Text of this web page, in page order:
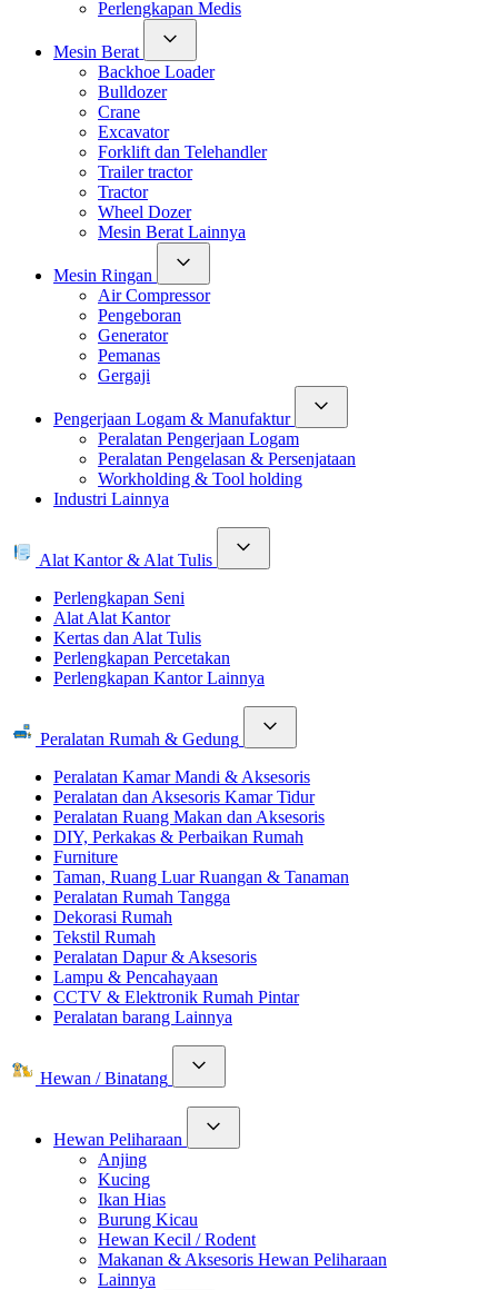
Perlengkapan Medis
Mesin Berat
Backhoe Loader
Bulldozer
Crane
Excavator
Forklift dan Telehandler
Trailer tractor
Tractor
Wheel Dozer
Mesin Berat Lainnya
Mesin Ringan
Air Compressor
Pengeboran
Generator
Pemanas
Gergaji
Pengerjaan Logam & Manufaktur
Peralatan Pengerjaan Logam
Peralatan Pengelasan & Persenjataan
Workholding & Tool holding
Industri Lainnya
Alat Kantor & Alat Tulis
Perlengkapan Seni
Alat Alat Kantor
Kertas dan Alat Tulis
Perlengkapan Percetakan
Perlengkapan Kantor Lainnya
Peralatan Rumah & Gedung
Peralatan Kamar Mandi & Aksesoris
Peralatan dan Aksesoris Kamar Tidur
Peralatan Ruang Makan dan Aksesoris
DIY, Perkakas & Perbaikan Rumah
Furniture
Taman, Ruang Luar Ruangan & Tanaman
Peralatan Rumah Tangga
Dekorasi Rumah
Tekstil Rumah
Peralatan Dapur & Aksesoris
Lampu & Pencahayaan
CCTV & Elektronik Rumah Pintar
Peralatan barang Lainnya
Hewan / Binatang
Hewan Peliharaan
Anjing
Kucing
Ikan Hias
Burung Kicau
Hewan Kecil / Rodent
Makanan & Aksesoris Hewan Peliharaan
Lainnya